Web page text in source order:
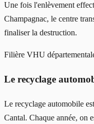
Une fois l'enlèvement
Champagnac, le centre
finaliser la destruction.
Filière VHU
Le recyclage
Le recyclage automobile
Cantal. Chaque année, on